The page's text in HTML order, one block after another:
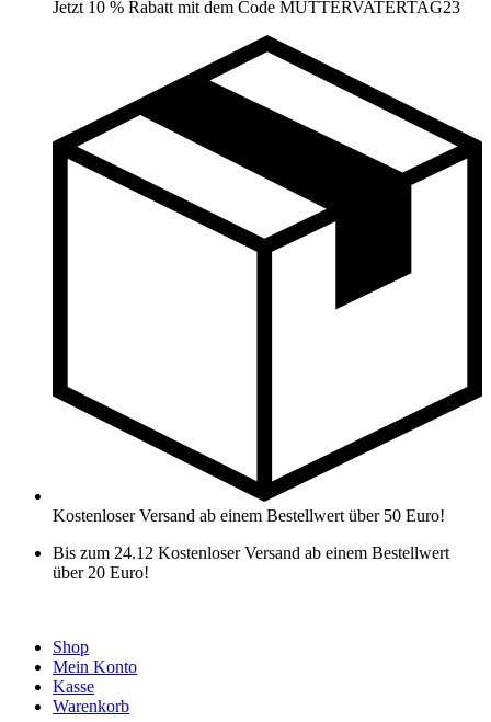
Jetzt 10 % Rabatt mit dem Code MUTTERVATERTAG23
Kostenloser Versand ab einem Bestellwert über 50 Euro!
Bis zum 24.12 Kostenloser Versand ab einem Bestellwert
über 20 Euro!
Shop
Mein Konto
Kasse
Warenkorb